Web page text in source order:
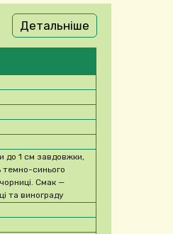
Детальніше
до 1 см завдовжки,
темно-синього
Смак —
та винограду